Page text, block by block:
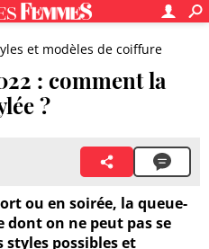
et modèles de coiffure
: comment la
?
ou en soirée, la queue-
dont on ne peut pas se
styles possibles et